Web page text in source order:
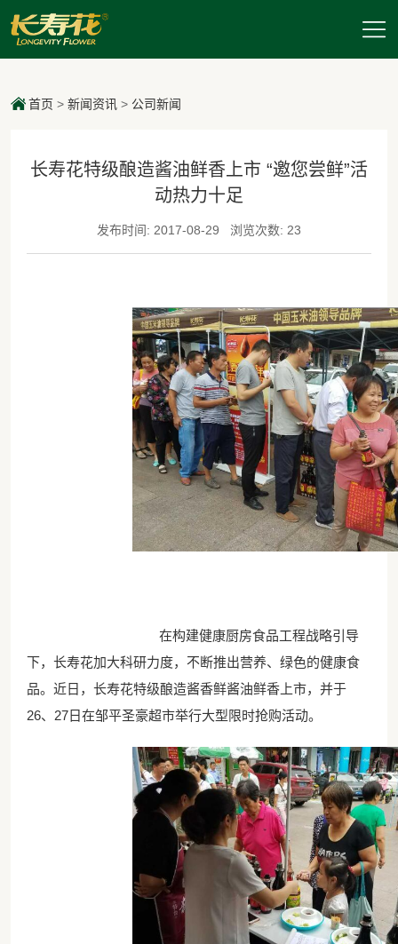
首页 > 新闻资讯> 公司新闻
长寿花特级酿造酱油鲜香上市 “邀您尝鲜”活
动热力十足
发布时间: 2017-08-29 浏览次数: 23
在构建健康厨房食品工程战略引导
下，长寿花加大科研力度，不断推出营养、绿色的健康食
品。近日，长寿花特级酿造酱香鲜酱油鲜香上市，并于
26、27日在邹平圣豪超市举行大型限时抢购活动。